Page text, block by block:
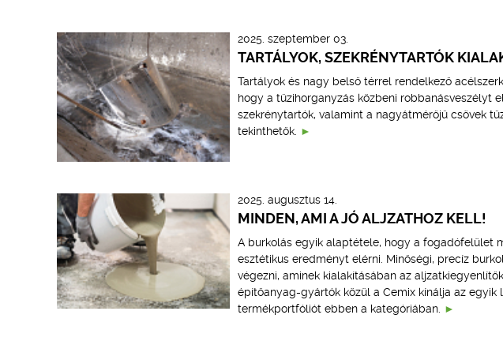
2025. szeptember 03.
TARTÁLYOK, SZEKRÉNYTARTÓK
Tartályok és nagy belső térrel rendelkező
hogy a tűzihorganyzás közbeni robbanásveszélyt
szekrénytartók, valamint a nagyátmérőjű csövek
tekinthetők.
2025. augusztus 14.
MINDEN, AMI A JÓ ALJZATHOZ KELL!
A burkolás egyik alaptétele, hogy a fogadófelület
esztétikus eredményt elérni. Minőségi, precíz
végezni, aminek kialakításában az
építőanyag-gyártók közül a Cemix kínálja az egyik
termékportfóliót ebben a kategóriában.